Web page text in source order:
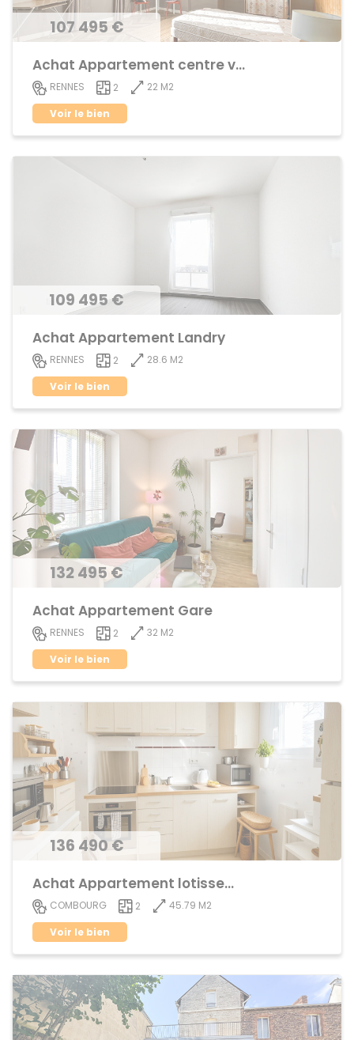
107 495 €
Achat Appartement centre ville
RENNES 2
22 M2
Voir le bien
109 495 €
Achat Appartement Landry
RENNES 2
28.6 M2
Voir le bien
132 495 €
Achat Appartement Gare
RENNES 2
32 M2
Voir le bien
136 490 €
Achat Appartement lotissement
COMBOURG 2
45.79 M2
Voir le bien